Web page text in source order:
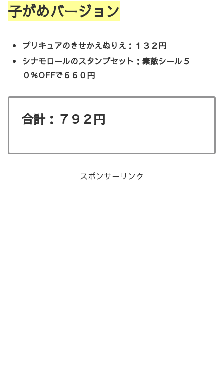
子がめバージョン
プリキュアのきせかえぬりえ：１３２円
シナモロールのスタンプセット：素敵シール５
０％OFFで６６０円
合計：７９２円
スポンサーリンク